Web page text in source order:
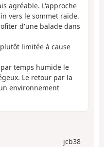
agréable. L'approche
vers le sommet raide.
d'une balade dans
limitée à cause
temps humide le
Le retour par la
environnement
jcb38